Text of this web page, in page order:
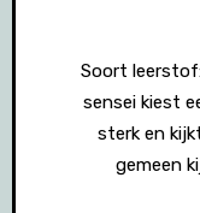
Soort leerstof: Tikspel Doelgroep: Kleuters De
sensei kiest
sterk en
gemeen